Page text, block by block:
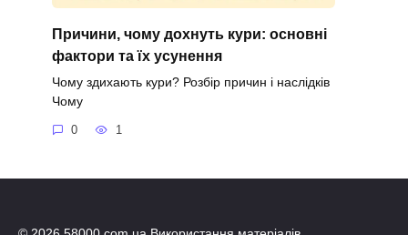
Причини, чому дохнуть кури: основні
фактори та їх усунення
Чому здихають кури? Розбір причин і наслідків
Чому
0 1